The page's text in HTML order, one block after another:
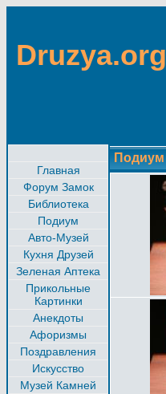
Druzya.org
Главная
Форум Замок
Библиотека
Подиум
Авто-Музей
Кухня Друзей
Зеленая Аптека
Прикольные
Картинки
Анекдоты
Афоризмы
Поздравления
Искусство
Музей Камней
Подиум